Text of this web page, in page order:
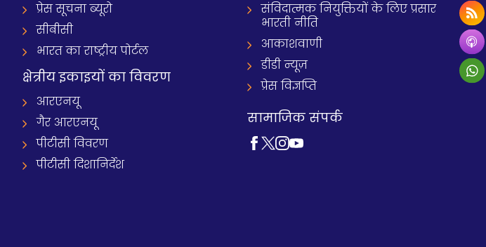
प्रेस सूचना ब्यूरो
सीबीसी
भारत का राष्ट्रीय पोर्टल
क्षेत्रीय इकाइयों का विवरण
आरएनयू
गैर आरएनयू
पीटीसी विवरण
पीटीसी दिशानिर्देश
संविदात्मक नियुक्तियों के लिए प्रसार
भारती नीति
आकाशवाणी
डीडी न्यूज़
प्रेस विज्ञप्ति
सामाजिक संपर्क